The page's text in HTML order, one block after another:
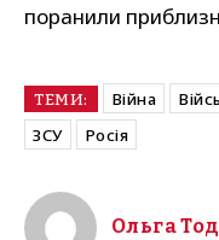
поранили
ТЕМИ: Війна
ЗСУ
Росія
Ольга